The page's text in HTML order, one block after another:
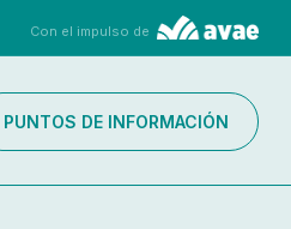
Con el impulso de
PUNTOS DE INFORMACIÓN